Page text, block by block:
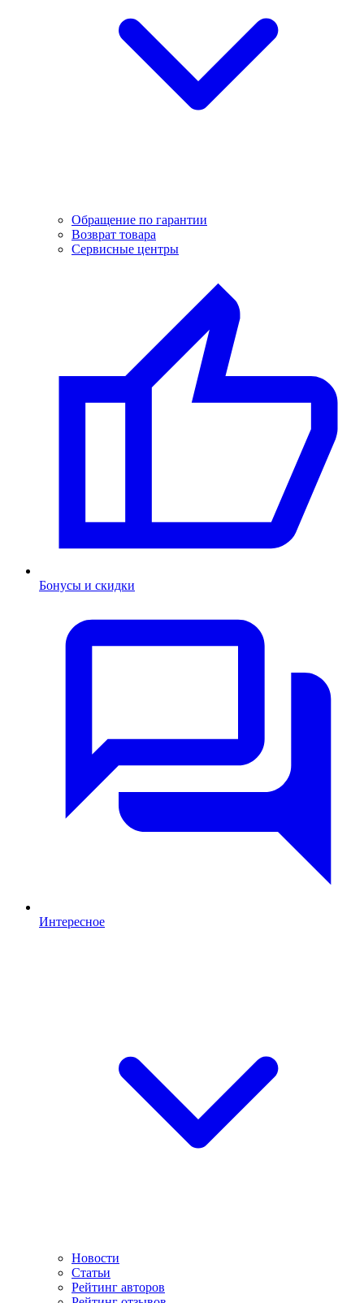
Обращение по гарантии
Возврат товара
Сервисные центры
Бонусы и скидки
Интересное
Новости
Статьи
Рейтинг авторов